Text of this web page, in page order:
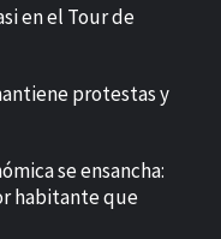
en el Tour de
protestas y
se ensancha:
habitante que